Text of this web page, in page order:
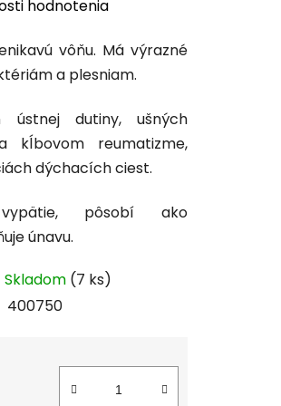
hodnotenia
vôňu. Má výrazné
a plesniam.
ústnej dutiny, ušných
kĺbovom reumatizme,
dýchacích ciest.
pôsobí ako
únavu.
Skladom (7 ks)
400750